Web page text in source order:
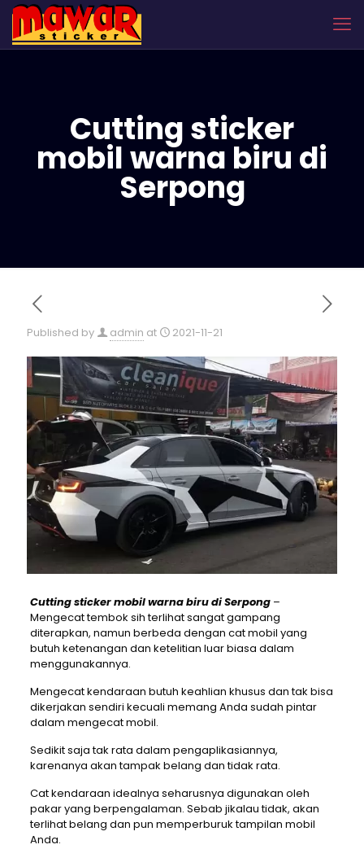
Cutting sticker
mobil warna biru di
Serpong
Published by admin at 2021-11-21
Cutting sticker mobil warna biru di Serpong–
Mengecat tembok sih terlihat sangat gampang
diterapkan, namun berbeda dengan cat mobil yang
butuh ketenangan dan ketelitian luar biasa dalam
menggunakannya.
Mengecat kendaraan butuh keahlian khusus dan tak bisa
dikerjakan sendiri kecuali memang Anda sudah pintar
dalam mengecat mobil.
Sedikit saja tak rata dalam pengaplikasiannya,
karenanya akan tampak belang dan tidak rata.
Cat kendaraan idealnya seharusnya digunakan oleh
pakar yang berpengalaman. Sebab jikalau tidak, akan
terlihat belang dan pun memperburuk tampilan mobil
Anda.